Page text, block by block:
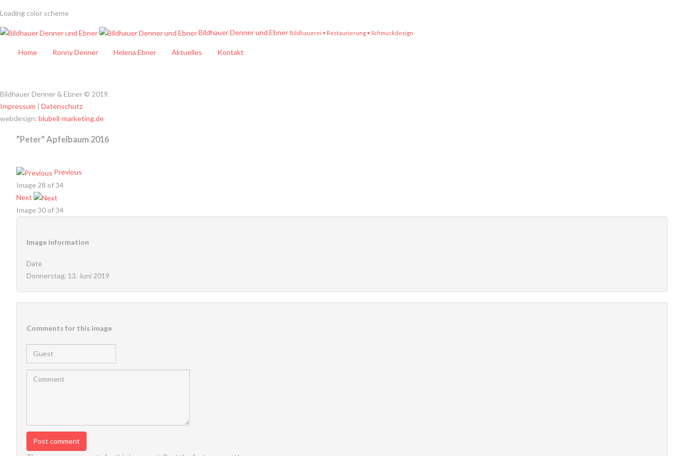
Loading color scheme
Bildhauer Denner und Ebner Bildhauerei • Restaurierung • Schmuckdesign
Home Ronny Denner Helena Ebner Aktuelles Kontakt
Bildhauer Denner & Ebner © 2019.
Impressum
Datenschutz
webdesign: blubell-marketing.de
"Peter" Apfelbaum 2016
Previous
Image 28 of 34
Next
Image 30 of 34
Image information
Date
Donnerstag, 13. Juni 2019
Comments for this image
Post comment